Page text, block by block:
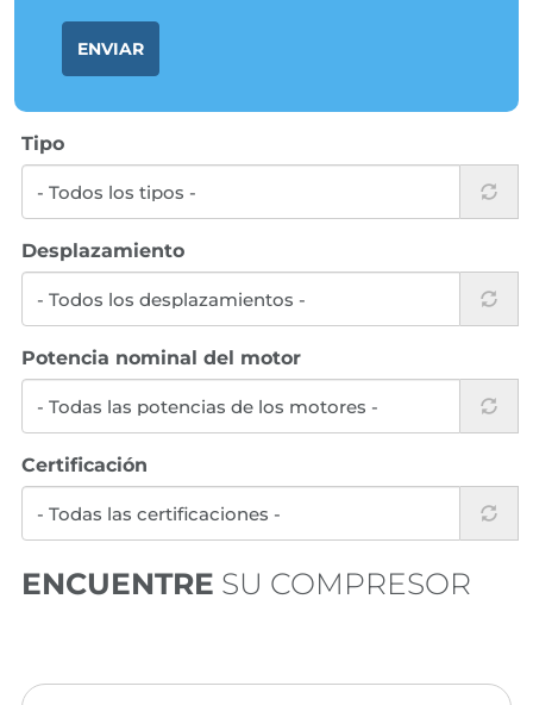
ENVIAR
Tipo
Desplazamiento
Potencia nominal del motor
Certificación
ENCUENTRE SU COMPRESOR